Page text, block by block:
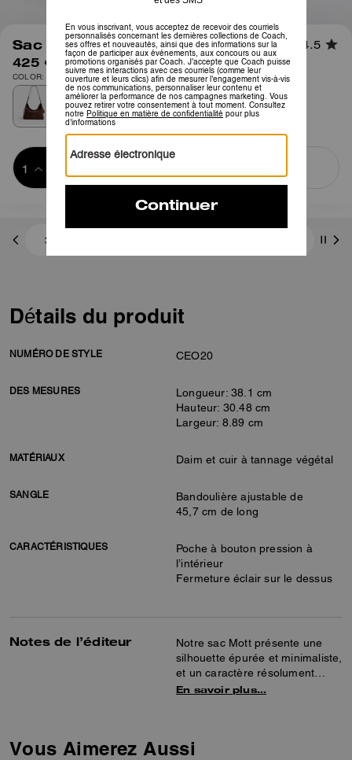
1/6
Sac Besace Mott 38 4.5
425 €
COLOR: Daim chocolat noir
panier
3 paiements de 141,66 € à 0 % d'intérêt avec
Détails du produit
NUMÉRO DE STYLE CEO20
DES MESURES
Longueur: 38.1 cm
Hauteur: 30.48 cm
Largeur: 8.89 cm
MATÉRIAUX Daim et cuir à tannage végétal
SANGLE
Bandoulière ajustable de
45,7 cm de long
CARACTÉRISTIQUES
Poche à bouton pression à
l’intérieur
Fermeture éclair sur le dessus
Notes de l’éditeur
Notre sac Mott présente une
silhouette épurée et minimaliste,
et un caractère résolument
new-yorkais. Sac messenger
velouté doux. Doté d’assez
En savoir plus…
Vous Aimerez Aussi